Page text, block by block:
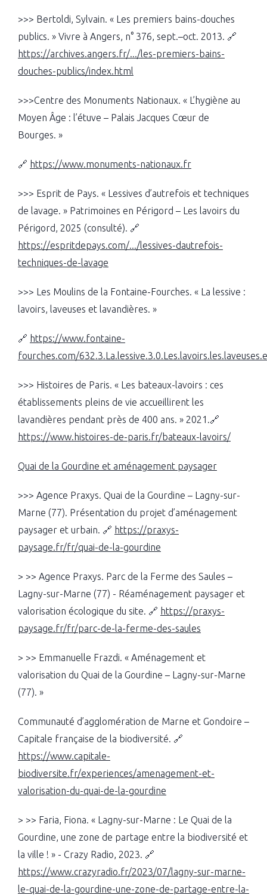
>>> Bertoldi, Sylvain. « Les premiers bains-douches
publics. » Vivre à Angers, n° 376, sept.–oct. 2013. 🔗
https://archives.angers.fr/.../les-premiers-bains-
douches-publics/index.html
>>>Centre des Monuments Nationaux. « L’hygiène au
Moyen Âge : l’étuve – Palais Jacques Cœur de
Bourges. »
🔗 https://www.monuments-nationaux.fr
>>> Esprit de Pays. « Lessives d’autrefois et techniques
de lavage. » Patrimoines en Périgord – Les lavoirs du
Périgord, 2025 (consulté). 🔗
https://espritdepays.com/.../lessives-dautrefois-
techniques-de-lavage
>>> Les Moulins de la Fontaine-Fourches. « La lessive :
lavoirs, laveuses et lavandières. »
🔗 https://www.fontaine-
fourches.com/
>>> Histoires de Paris. « Les bateaux-lavoirs : ces
établissements pleins de vie accueillirent les
lavandières pendant près de 400 ans. » 2021.🔗
https://www.histoires-de-paris.fr/bateaux-lavoirs/
Quai de la Gourdine et aménagement paysager
>>> Agence Praxys. Quai de la Gourdine – Lagny-sur-
Marne (77). Présentation du projet d’aménagement
paysager et urbain. 🔗 https://praxys-
paysage.fr/fr/quai-de-la-gourdine
> >> Agence Praxys. Parc de la Ferme des Saules –
Lagny-sur-Marne (77) - Réaménagement paysager et
valorisation écologique du site. 🔗 https://praxys-
paysage.fr/fr/parc-de-la-ferme-des-saules
> >> Emmanuelle Frazdi. « Aménagement et
valorisation du Quai de la Gourdine – Lagny-sur-Marne
(77). »
Communauté d’agglomération de Marne et Gondoire –
Capitale française de la biodiversité. 🔗
https://www.capitale-
biodiversite.fr/experiences/amenagement-et-
valorisation-du-quai-de-la-gourdine
> >> Faria, Fiona. « Lagny-sur-Marne : Le Quai de la
Gourdine, une zone de partage entre la biodiversité et
la ville ! » - Crazy Radio, 2023. 🔗
https://www.crazyradio.fr/2023/07/lagny-sur-marne-
le-quai-de-la-gourdine-une-zone-de-partage-entre-la-